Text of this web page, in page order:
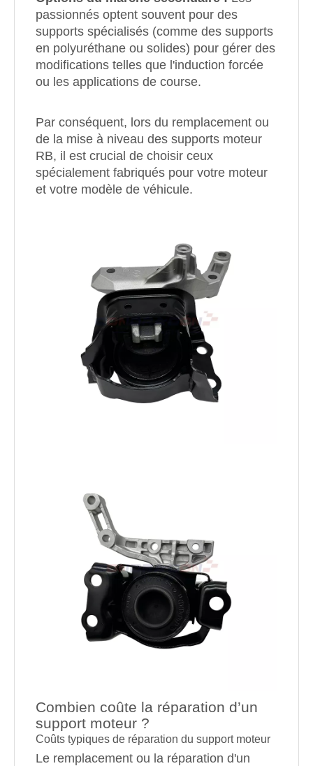
passionnés optent souvent pour des
supports spécialisés (comme des supports
en polyuréthane ou solides) pour gérer des
modifications telles que l'induction forcée
ou les applications de course.
Par conséquent, lors du remplacement ou
de la mise à niveau des supports moteur
RB, il est crucial de choisir ceux
spécialement fabriqués pour votre moteur
et votre modèle de véhicule.
Combien coûte la réparation d’un
support moteur ?
Coûts typiques de réparation du support moteur
Le remplacement ou la réparation d'un